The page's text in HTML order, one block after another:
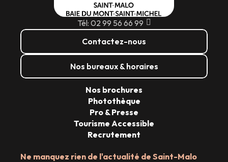
Tél: 02 99 56 66 99
Contactez-nous
Nos bureaux & horaires
Ne manquez rien de l'actualité de Saint-Malo
Nos brochures
Photothèque
Pro & Presse
Tourisme Accessible
Recrutement